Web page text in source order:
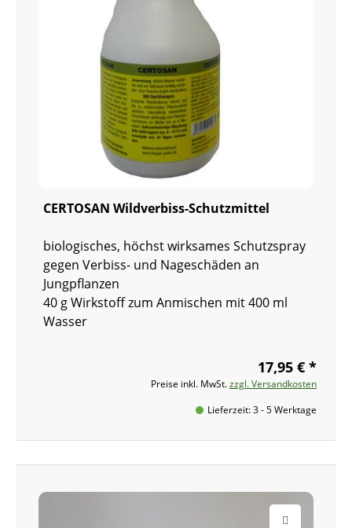
CERTOSAN Wildverbiss-Schutzmittel
biologisches, höchst wirksames Schutzspray
gegen Verbiss- und Nageschäden an
Jungpflanzen
40 g Wirkstoff zum Anmischen mit 400 ml
Wasser
17,95 € *
Preise inkl. MwSt.zzgl. Versandkosten
Lieferzeit: 3 - 5 Werktage